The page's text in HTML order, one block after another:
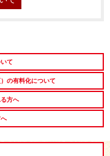
て
の有料化について
方へ